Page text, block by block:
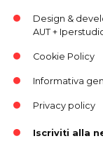
Design &
AUT+
Cookie Policy
Informativa
Privacy policy
Iscriviti alla